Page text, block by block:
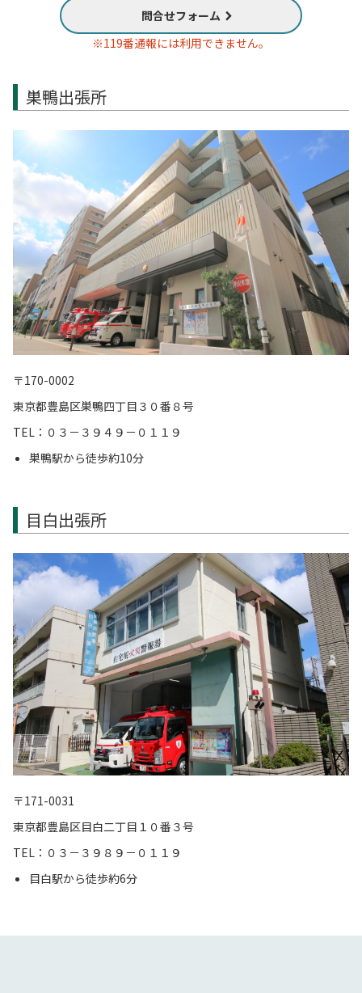
問合せフォーム
※119番通報には利用できません。
巣鴨出張所
〒170-0002
東京都豊島区巣鴨四丁目３０番８号
TEL：０３－３９４９－０１１９
巣鴨駅から徒歩約10分
目白出張所
〒171-0031
東京都豊島区目白二丁目１０番３号
TEL：０３－３９８９－０１１９
目白駅から徒歩約6分